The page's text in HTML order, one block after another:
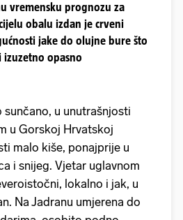
vremensku prognozu za
obalu izdan je crveni
jake do olujne bure što
izuzetno opasno
sunčano, u unutrašnjosti
u Gorskoj Hrvatskoj
malo kiše, ponajprije u
i snijeg. Vjetar uglavnom
lokalno i jak, u
Na Jadranu umjerena do